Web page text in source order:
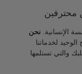
محترفين
الإنسانية. نحن
الوحيد لخدماتنا
والتي تستلمها